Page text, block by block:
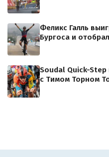
Феликс Галль
Бургоса и
Soudal Quick-Step
с Тимом Торном